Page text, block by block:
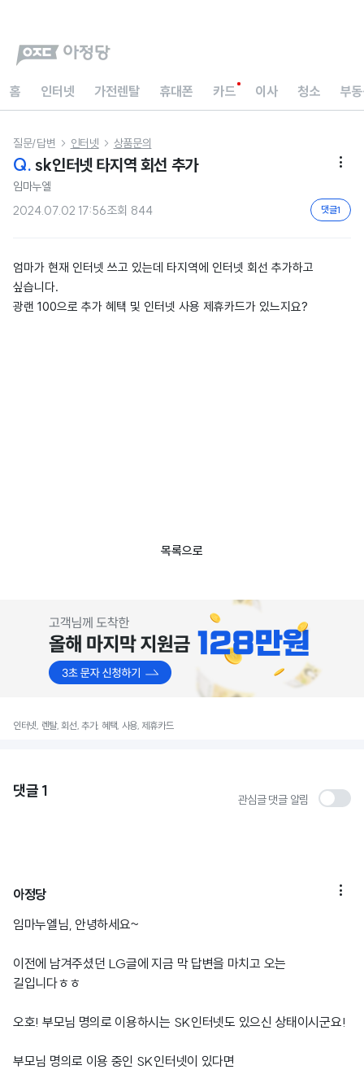
홈 인터넷 가전렌탈 휴대폰 카드 이사 청소 부
질문/답변  인터넷  상품문의
Q. sk인터넷 타지역 회선 추가 
임마누엘
2024.07.02 17:56조회 844 댓글1
엄마가 현재 인터넷 쓰고 있는데 타지역에 인터넷 회선 추가하고
싶습니다.
광랜 100으로 추가 혜택 및 인터넷 사용 제휴카드가 있느지요?
목록으로
인터넷, 렌탈, 회선, 추가, 혜택, 사용, 제휴카드
댓글 1 관심글 댓글 알림
아정당 
임마누엘님, 안녕하세요~
이전에 남겨주셨던 LG글에 지금 막 답변을 마치고 오는
길입니다ㅎㅎ
오호! 부모님 명의로 이용하시는 SK인터넷도 있으신 상태이시군요!
부모님 명의로 이용 중인 SK인터넷이 있다면